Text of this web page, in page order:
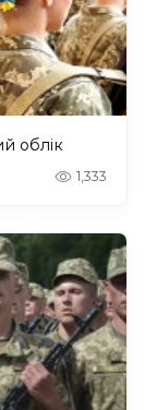
облік
1,333